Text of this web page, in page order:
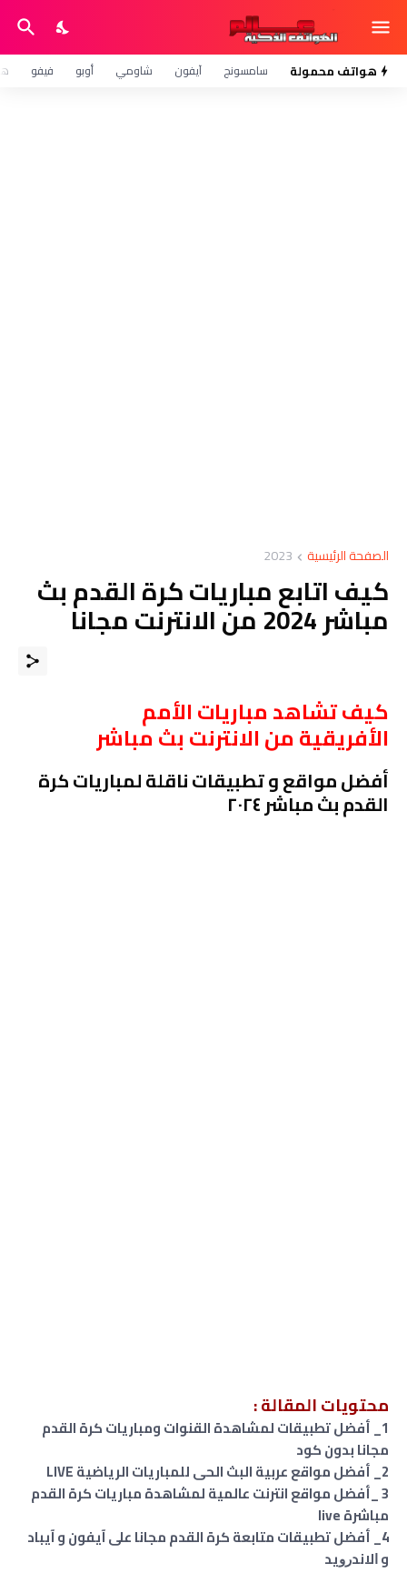
هواتف محمولة سامسونج آيفون شاومي أوبو فيفو
الصفحة الرئيسية 2023
كيف اتابع مباريات كرة القدم بث
مباشر 2024 من الانترنت مجانا
كيف تشاهد مباريات الأمم
الأفريقية من الانترنت بث مباشر
أفضل مواقع و تطبيقات ناقلة لمباريات كرة
القدم بث مباشر ٢٠٢٤
محتويات المقالة :
1_ أفضل تطبيقات لمشاهدة القنوات ومباريات كرة القدم
مجانا بدون كود
2_ أفضل مواقع عربية البث الحى للمباريات الرياضية LIVE
3 _أفضل مواقع انترنت عالمية لمشاهدة مباريات كرة القدم
مباشرة live
4_ أفضل تطبيقات متابعة كرة القدم مجانا على آيفون و آيباد
و ﺍﻻﻧﺪﺭﻭﻳﺪ